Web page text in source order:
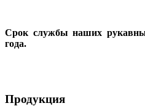
Срок службы наших
года.
Продукция